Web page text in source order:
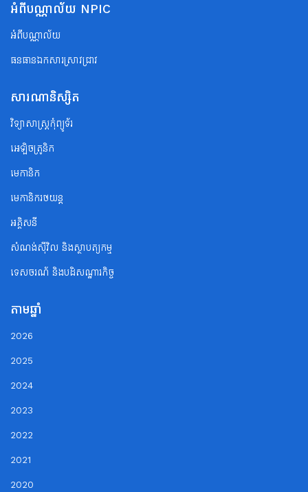
អំពីបណ្ណាល័យ NPIC
អំពីបណ្ណាល័យ
ធនធានឯកសារស្រាវជ្រាវ
សារណានិស្សិត
វិទ្យាសាស្ត្រកុំព្យូទ័រ
អេឡិចត្រូនិក
មេកានិក
មេកានិករថយន្ត
អគ្គិសនី
សំណង់ស៊ីវិល និងស្ថាបត្យកម្ម
ទេសចរណ័ និងបដិសណ្ឋារកិច្ច
តាមឆ្នាំ
2026
2025
2024
2023
2022
2021
2020